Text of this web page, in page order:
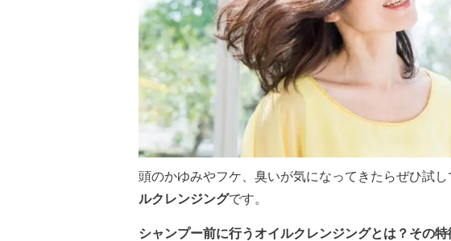
頭のかゆみやフケ、臭いが気になってきたらぜひ試
ルクレンジングです。
シャンプー前に行うオイルクレンジングとは？ その特